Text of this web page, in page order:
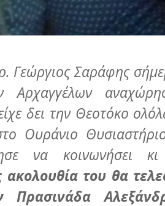
Γεώργιος Σαράφης
δει την Θεοτόκο
Ουράνιο
να κοινωνήσει
ακολουθία του θα